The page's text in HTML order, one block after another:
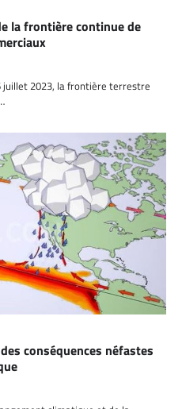
la frontière continue de
juillet 2023, la frontière terrestre
conséquences néfastes